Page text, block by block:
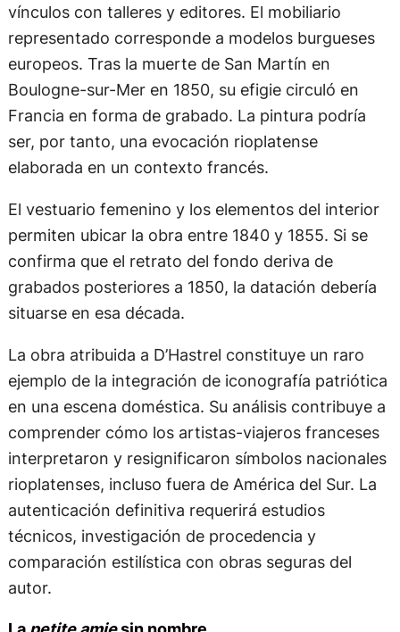
vínculos con talleres y editores. El mobiliario
representado corresponde a modelos burgueses
europeos. Tras la muerte de San Martín en
Boulogne-sur-Mer en 1850, su efigie circuló en
Francia en forma de grabado. La pintura podría
ser, por tanto, una evocación rioplatense
elaborada en un contexto francés.
El vestuario femenino y los elementos del interior
permiten ubicar la obra entre 1840 y 1855. Si se
confirma que el retrato del fondo deriva de
grabados posteriores a 1850, la datación debería
situarse en esa década.
La obra atribuida a D’Hastrel constituye un raro
ejemplo de la integración de iconografía patriótica
en una escena doméstica. Su análisis contribuye a
comprender cómo los artistas-viajeros franceses
interpretaron y resignificaron símbolos nacionales
rioplatenses, incluso fuera de América del Sur. La
autenticación definitiva requerirá estudios
técnicos, investigación de procedencia y
comparación estilística con obras seguras del
autor.